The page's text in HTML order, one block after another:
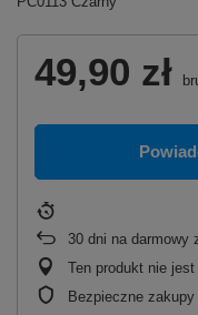
49,90 zł
30 dni na darmowy
Ten produkt nie
Bezpieczne zakupy